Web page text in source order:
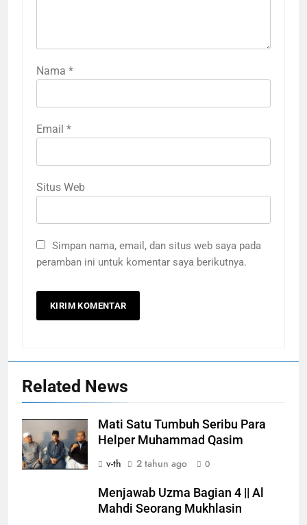
Nama *
Email *
Situs Web
Simpan nama, email, dan situs web saya pada
peramban ini untuk komentar saya berikutnya.
Related News
Mati Satu Tumbuh Seribu Para
Helper Muhammad Qasim
v-th
2 tahun ago 0
Menjawab Uzma Bagian 4 || Al
Mahdi Seorang Mukhlasin